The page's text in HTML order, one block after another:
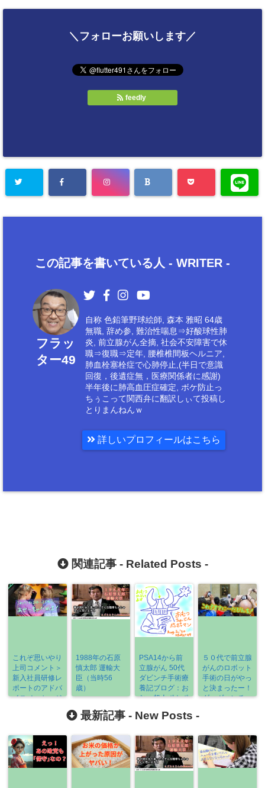
＼フォローお願いします／
feedly
この記事を書いている人 - WRITER -
フラッ
ター49
自称 色鉛筆野球絵師, 森本 雅昭 64歳
無職, 辞め参, 難治性喘息⇒好酸球性肺
炎, 前立腺がん全摘, 社会不安障害で休
職⇒復職⇒定年, 腰椎椎間板ヘルニア,
肺血栓塞栓症で心肺停止,(半日で意識
回復，後遺症無，医療関係者に感謝)
半年後に肺高血圧症確定, ボケ防止っ
ちぅこって関西弁に翻訳しぃて投稿し
とりまんねんｗ
詳しいプロフィールはこちら
関連記事 - Related Posts -
これぞ思いやり
上司コメント＞
新入社員研修レ
ポートのアドバ
イスメッセージ
1988年の石原
慎太郎 運輸大
臣（当時56
歳）
PSA14から前
立腺がん 50代
ダビンチ手術療
養記ブログ：お
むつ超人ポトポ
５０代で前立腺
がんのロボット
手術の日がやっ
と決まったー！
ダ・ヴィンチ
最新記事 - New Posts -